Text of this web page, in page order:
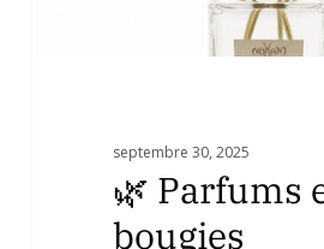
septembre 30, 2025
🌿 Parfums
bougies